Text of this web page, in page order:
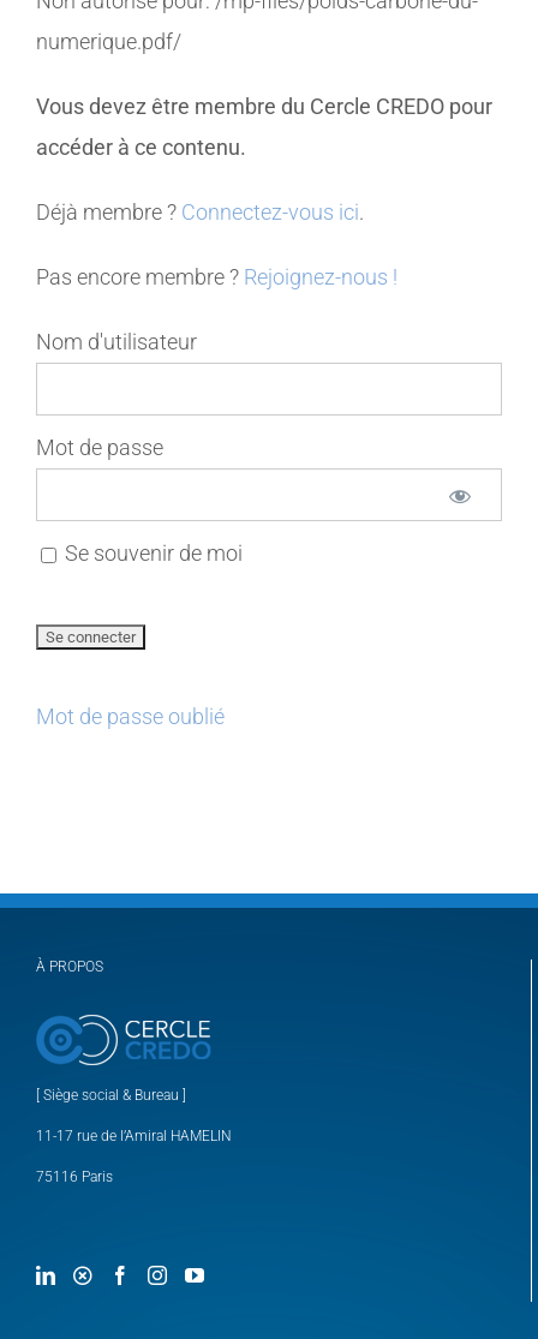
MEMBRES
CONTACT
numerique.pdf/
Vous devez être membre du Cercle CREDO pour
accéder à ce contenu.
Déjà membre ? Connectez-vous ici.
Pas encore membre ? Rejoignez-nous !
Nom d'utilisateur
Mot de passe
Se souvenir de moi
Mot de passe oublié
À PROPOS
[ Siège social & Bureau ]
11-17 rue de l’Amiral HAMELIN
75116 Paris